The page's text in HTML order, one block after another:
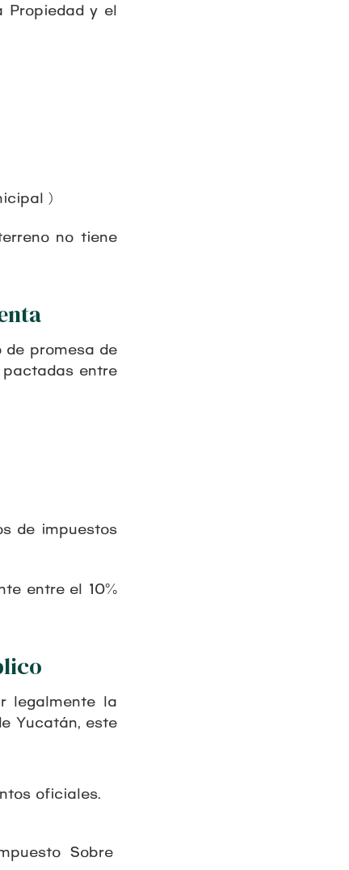
Propiedad y el
no tiene
de promesa de
entre
de impuestos
entre el 10%
legalmente la
Yucatán, este
oficiales.
Sobre